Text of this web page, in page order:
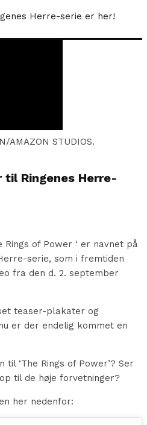
Herre-serie er her!
AMAZON STUDIOS.
Ringenes Herre-
Rings of Power ‘ er navnet på
serie, som i fremtiden
fra den d. 2. september
teaser-plakater og
er der endelig kommet en
‘The Rings of Power’? Ser
til de høje forvetninger?
her nedenfor: